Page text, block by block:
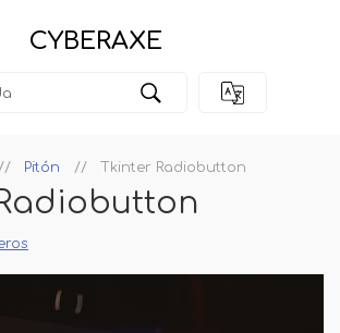
CYBERAXE
Pitón Tkinter Radiobutton